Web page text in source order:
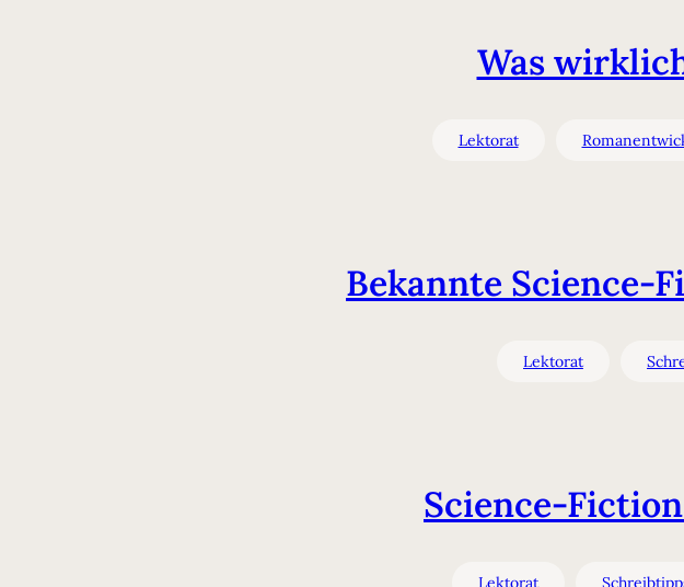
Was
Lektorat
Bekannte Science-
Lektorat
Science-
Lektorat